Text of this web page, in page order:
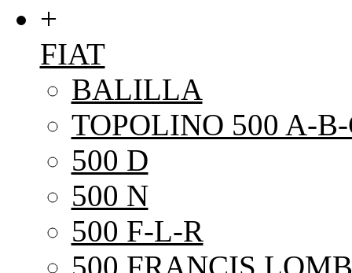
+
FIAT
BALILLA
TOPOLINO 500 A-
500 D
500 N
500 F-L-R
500 FRANCIS